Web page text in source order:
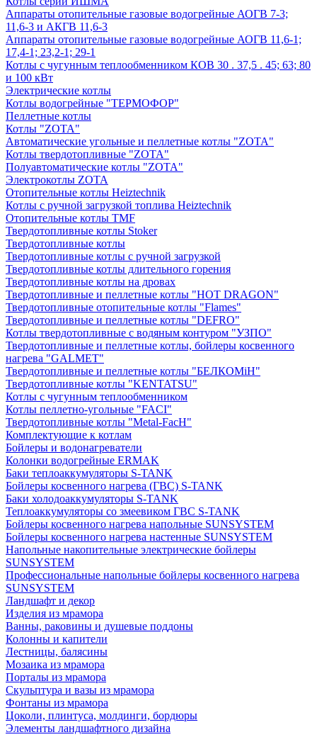
Аппараты отопительные газовые водогрейные АОГВ 7-3;
11,6-3 и АКГВ 11,6-3
Аппараты отопительные газовые водогрейные АОГВ 11,6-1;
17,4-1; 23,2-1; 29-1
Котлы с чугунным теплообменником КОВ 30 . 37,5 . 45; 63; 80
и 100 кВт
Электрические котлы
Котлы водогрейные "ТЕРМОФОР"
Пеллетные котлы
Котлы "ZOTA"
Автоматические угольные и пеллетные котлы "ZOTA"
Котлы твердотопливные "ZOTA"
Полуавтоматические котлы "ZOTA"
Электрокотлы ZOTA
Отопительные котлы Heiztechnik
Котлы с ручной загрузкой топлива Heiztechnik
Отопительные котлы TMF
Твердотопливные котлы Stoker
Твердотопливные котлы
Твердотопливные котлы с ручной загрузкой
Твердотопливные котлы длительного горения
Твердотопливные котлы на дровах
Твердотопливные и пеллетные котлы "HOT DRAGON"
Твердотопливные отопительные котлы "Flames"
Твердотопливные и пеллетные котлы "DEFRO"
Котлы твердотопливные с водяным контуром "УЗПО"
Твердотопливные и пеллетные котлы, бойлеры косвенного
нагрева "GALMET"
Твердотопливные и пеллетные котлы "БЕЛКОМiН"
Твердотопливные котлы "KENTATSU"
Котлы с чугунным теплообменником
Котлы пеллетно-угольные "FACI"
Твердотопливные котлы "Metal-FacH"
Комплектующие к котлам
Бойлеры и водонагреватели
Колонки водогрейные ERMAK
Баки теплоаккумуляторы S-TANK
Бойлеры косвенного нагрева (ГВС) S-TANK
Баки холодоаккумуляторы S-TANK
Теплоаккумуляторы со змеевиком ГВС S-TANK
Бойлеры косвенного нагрева напольные SUNSYSTEM
Бойлеры косвенного нагрева настенные SUNSYSTEM
Напольные накопительные электрические бойлеры
SUNSYSTEM
Профессиональные напольные бойлеры косвенного нагрева
SUNSYSTEM
Ландшафт и декор
Изделия из мрамора
Ванны, раковины и душевые поддоны
Колонны и капители
Лестницы, балясины
Мозаика из мрамора
Порталы из мрамора
Скульптура и вазы из мрамора
Фонтаны из мрамора
Цоколи, плинтуса, молдинги, бордюры
Элементы ландшафтного дизайна